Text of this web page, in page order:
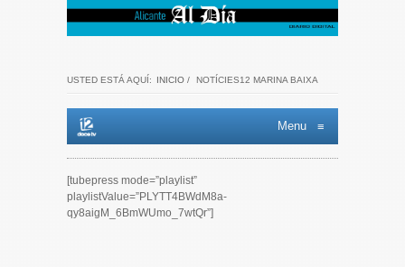
USTED ESTÁ AQUÍ: INICIO / NOTÍCIES12 MARINA BAIXA
Menu ≡
[tubepress mode=”playlist”
playlistValue=”PLYTT4BWdM8a-
qy8aigM_6BmWUmo_7wtQr”]